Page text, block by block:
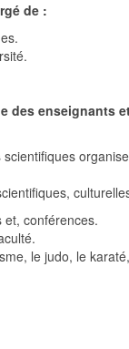
de :
des enseignants
et, conférences.
le judo, le